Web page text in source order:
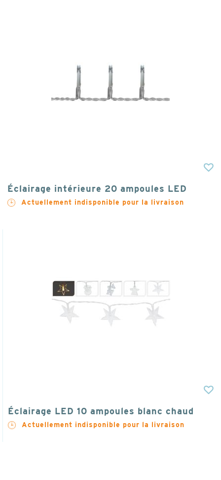
Éclairage intérieure 20 ampoules LED
Actuellement indisponible pour la livraison
Éclairage LED 10 ampoules blanc chaud
Actuellement indisponible pour la livraison